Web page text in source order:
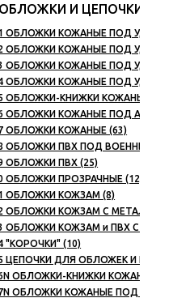
ОБЛОЖКИ И ЦЕПОЧКИ К
ОБЛОЖКИ КОЖАНЫЕ ПОД
ОБЛОЖКИ КОЖАНЫЕ ПОД УДОСТ.
ОБЛОЖКИ КОЖАНЫЕ ПОД
ОБЛОЖКИ КОЖАНЫЕ ПОД
ОБЛОЖКИ-КНИЖКИ КОЖАНЫЕ
ОБЛОЖКИ КОЖАНЫЕ ПОД
ОБЛОЖКИ КОЖАНЫЕ (63)
ОБЛОЖКИ ПВХ ПОД ВОЕННЫЙ
ОБЛОЖКИ ПВХ (25)
ОБЛОЖКИ ПРОЗРАЧНЫЕ (12)
ОБЛОЖКИ КОЖЗАМ (8)
ОБЛОЖКИ КОЖЗАМ С
ОБЛОЖКИ КОЖЗАМ и ПВХ С
"КОРОЧКИ" (10)
ЦЕПОЧКИ ДЛЯ ОБЛОЖЕК И
ОБЛОЖКИ-КНИЖКИ КОЖАНЫЕ
ОБЛОЖКИ КОЖАНЫЕ ПОД